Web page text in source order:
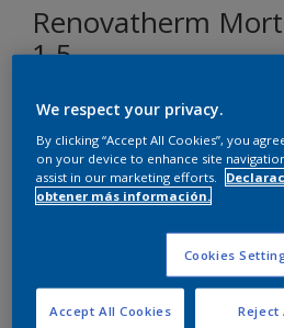
Renovatherm
1.5
G1.20.86
Tamaño
14 L
Cantidad Calculadora
We respect your privacy.
By clicking “Accept All Cookies”, you
on your device to enhance site
assist in our marketing efforts.
obtener más información.
Cookies
Reject
Accept All Cookies